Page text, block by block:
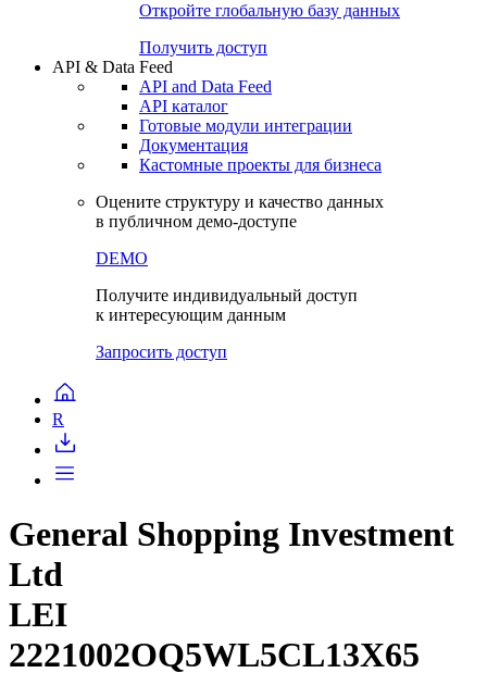
Проверка контрагента
Попробуйте7-дневный
Откройте глобальную базу данных
Получить доступ
API & Data Feed
API and Data Feed
Готовые модули интеграции
Документация
в публичном демо-доступе
General Shopping Investment
Ltd